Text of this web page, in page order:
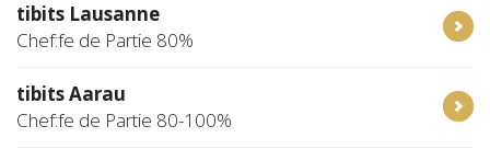
tibits Lausanne
Chef:fe de Partie 80%
tibits Aarau
Chef:fe de Partie 80-100%